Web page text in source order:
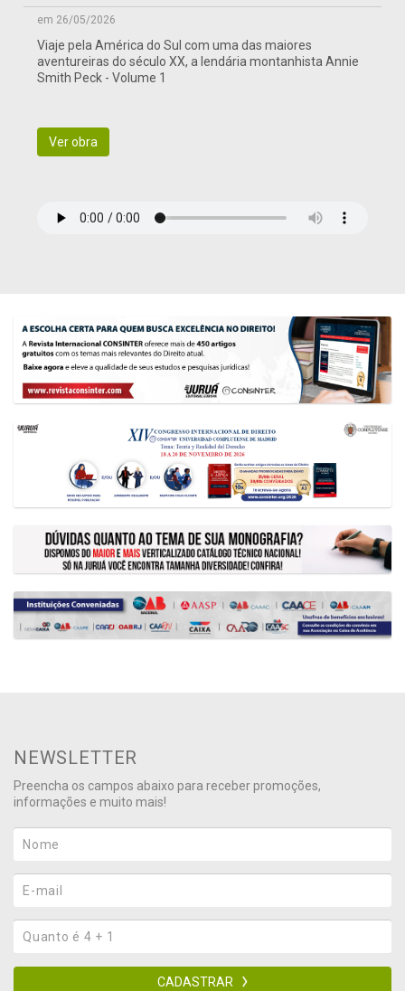
em 26/05/2026
Viaje pela América do Sul com uma das maiores
aventureiras do século XX, a lendária montanhista Annie
Smith Peck - Volume 1
Ver obra
NEWSLETTER
Preencha os campos abaixo para receber promoções,
informações e muito mais!
CADASTRAR